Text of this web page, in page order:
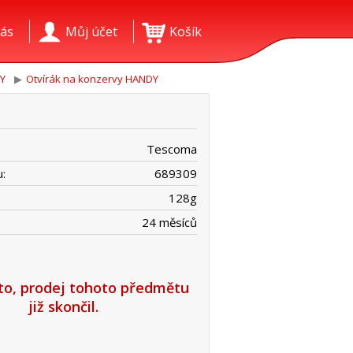
Košík
Můj účet
Otvírák na konzervy HANDY
Tescoma
689309
128g
24 měsíců
prodej tohoto předmětu
již skončil.